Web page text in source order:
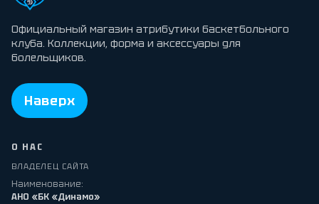
Официальный магазин атрибутики баскетбольного
клуба. Коллекции, форма и аксессуары для
болельщиков.
Наверх
О НАС
ВЛАДЕЛЕЦ САЙТА
Наименование:
АНО «БК «Динамо»